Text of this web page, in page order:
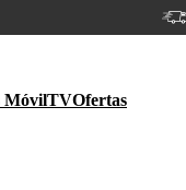
MóvilTVOfertas